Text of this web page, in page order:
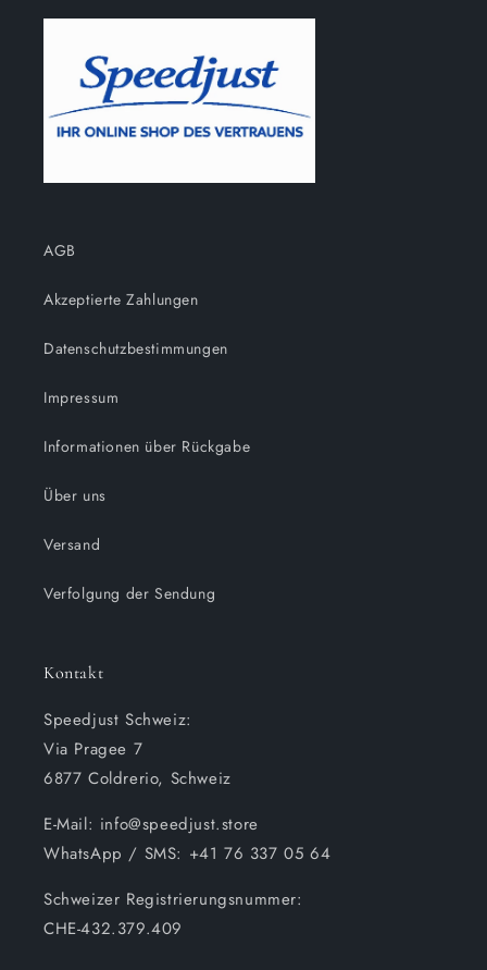
AGB
Akzeptierte Zahlungen
Datenschutzbestimmungen
Impressum
Informationen über Rückgabe
Über uns
Versand
Verfolgung der Sendung
Kontakt
Speedjust Schweiz:
Via Pragee 7
6877 Coldrerio, Schweiz
E-Mail: info@speedjust.store
WhatsApp / SMS: +41 76 337 05 64
Schweizer Registrierungsnummer:
CHE-432.379.409